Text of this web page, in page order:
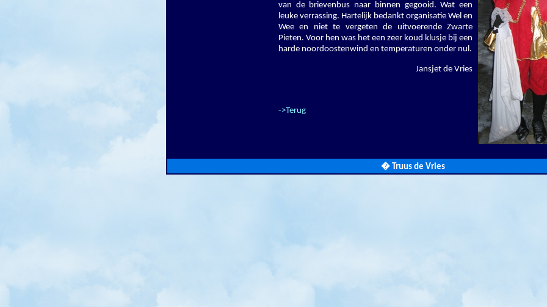
van de brievenbus naar binnen gegooid. Wat een
leuke verrassing. Hartelijk bedankt organisatie Wel en
Wee en niet te vergeten de uitvoerende Zwarte
Pieten. Voor hen was het een zeer koud klusje bij een
harde noordoostenwind en temperaturen onder nul.
Jansjet de Vries
->Terug
� Truus de Vries